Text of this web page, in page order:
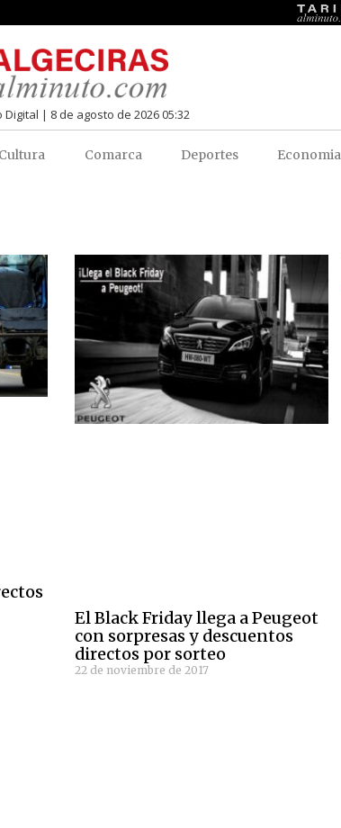
Digital | 8 de agosto de 2026 05:32
Comarca Deportes Economia
El Black Friday llega a Peugeot
con sorpresas y descuentos
directos por sorteo
22 de noviembre de 2017